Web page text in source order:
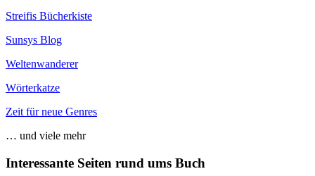
Streifis Bücherkiste
Sunsys Blog
Weltenwanderer
Wörterkatze
Zeit für neue Genres
… und viele mehr
Interessante Seiten rund ums Buch